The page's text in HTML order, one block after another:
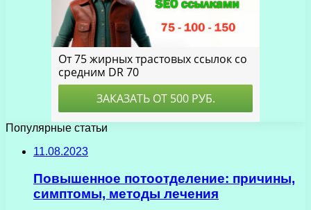
Популярные статьи
11.08.2023
Повышенное потоотделение: причины,
симптомы, методы лечения